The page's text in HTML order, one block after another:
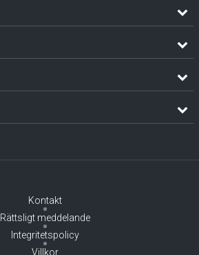
Kontakt
Rättsligt meddelande
Integritetspolicy
Villkor